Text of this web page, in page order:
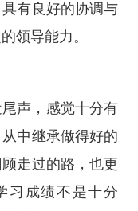
有良好的协调与
领导能力。
声，感觉十分有
中继承做得好的
走过的路，也更
习成绩不是十分